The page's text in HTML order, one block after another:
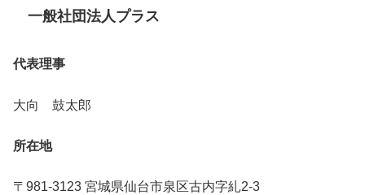
一般社団法人プラス
代表理事
大向 鼓太郎
所在地
〒981-3123 宮城県仙台市泉区古内字糺2-3